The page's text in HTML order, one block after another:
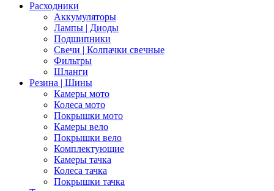
Расходники
Аккумуляторы
Лампы | Диоды
Подшипники
Свечи | Колпачки свечные
Фильтры
Шланги
Резина | Шины
Камеры мото
Колеса мото
Покрышки мото
Камеры вело
Покрышки вело
Комплектующие
Камеры тачка
Колеса тачка
Покрышки тачка